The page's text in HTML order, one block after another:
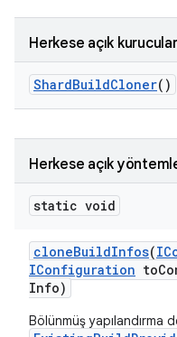
Herkese açık kurucular
ShardBuildCloner()
Herkese açık
static void
cloneBuildInfos(
IConfiguration to
Info)
Bölünmüş yapılandırma